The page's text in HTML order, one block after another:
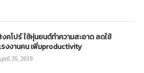
คโปร์ ใช้หุ่นยนต์ทำความสะอาด ลดใช้
งงานคน เพิ่มproductivity
26, 2019